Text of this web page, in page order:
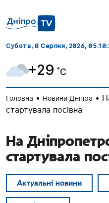
Субота, 8 Серпня, 2026,
+29 ˚C
Головна • Новини Дніпра •
стартувала посівна
На
стартувала
Актуальні новини